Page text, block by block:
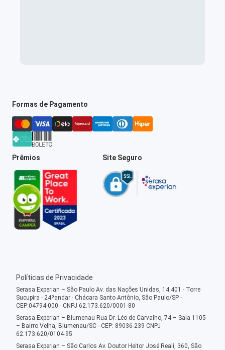
Formas de Pagamento
Prêmios Site Seguro
Políticas de Privacidade
Serasa Experian – São Paulo Av. das Nações Unidas, 14.401 - Torre
Sucupira - 24ºandar - Chácara Santo Antônio, São Paulo/SP -
CEP:04794-000 - CNPJ 62.173.620/0001-80
Serasa Experian – Blumenau Rua Dr. Léo de Carvalho, 74 – Sala 1105
– Bairro Velha, Blumenau/SC - CEP: 89036-239 CNPJ
62.173.620/0104-95
Serasa Experian – São Carlos Av. Doutor Heitor José Reali, 360, São